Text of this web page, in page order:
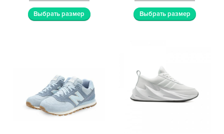
Выбрать размер Выбрать размер